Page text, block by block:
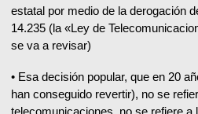
estatal por medio de la derogación
14.235 (la «Ley de
se va a revisar)
• Esa decisión popular, que en 20
han conseguido revertir), no se
telecomunicaciones, no se refiere